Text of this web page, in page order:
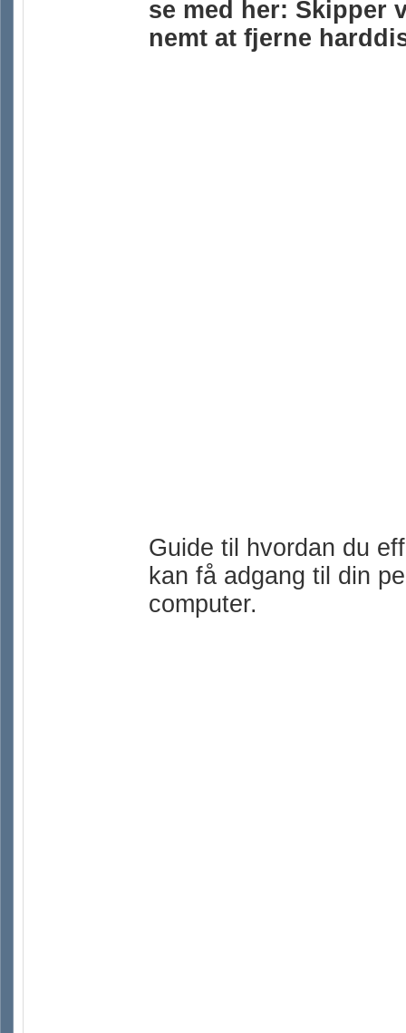
se med her: Skipper
nemt at fjerne
Guide til hvordan du
kan få adgang til din
computer.